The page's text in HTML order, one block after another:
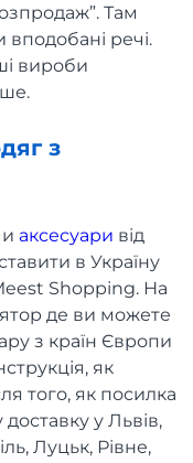
Там
речі.
вироби
з
аксесуари від
в Україну
Shopping. На
де ви можете
з країн Європи
як
того, як посилка
у Львів,
Луцьк, Рівне,